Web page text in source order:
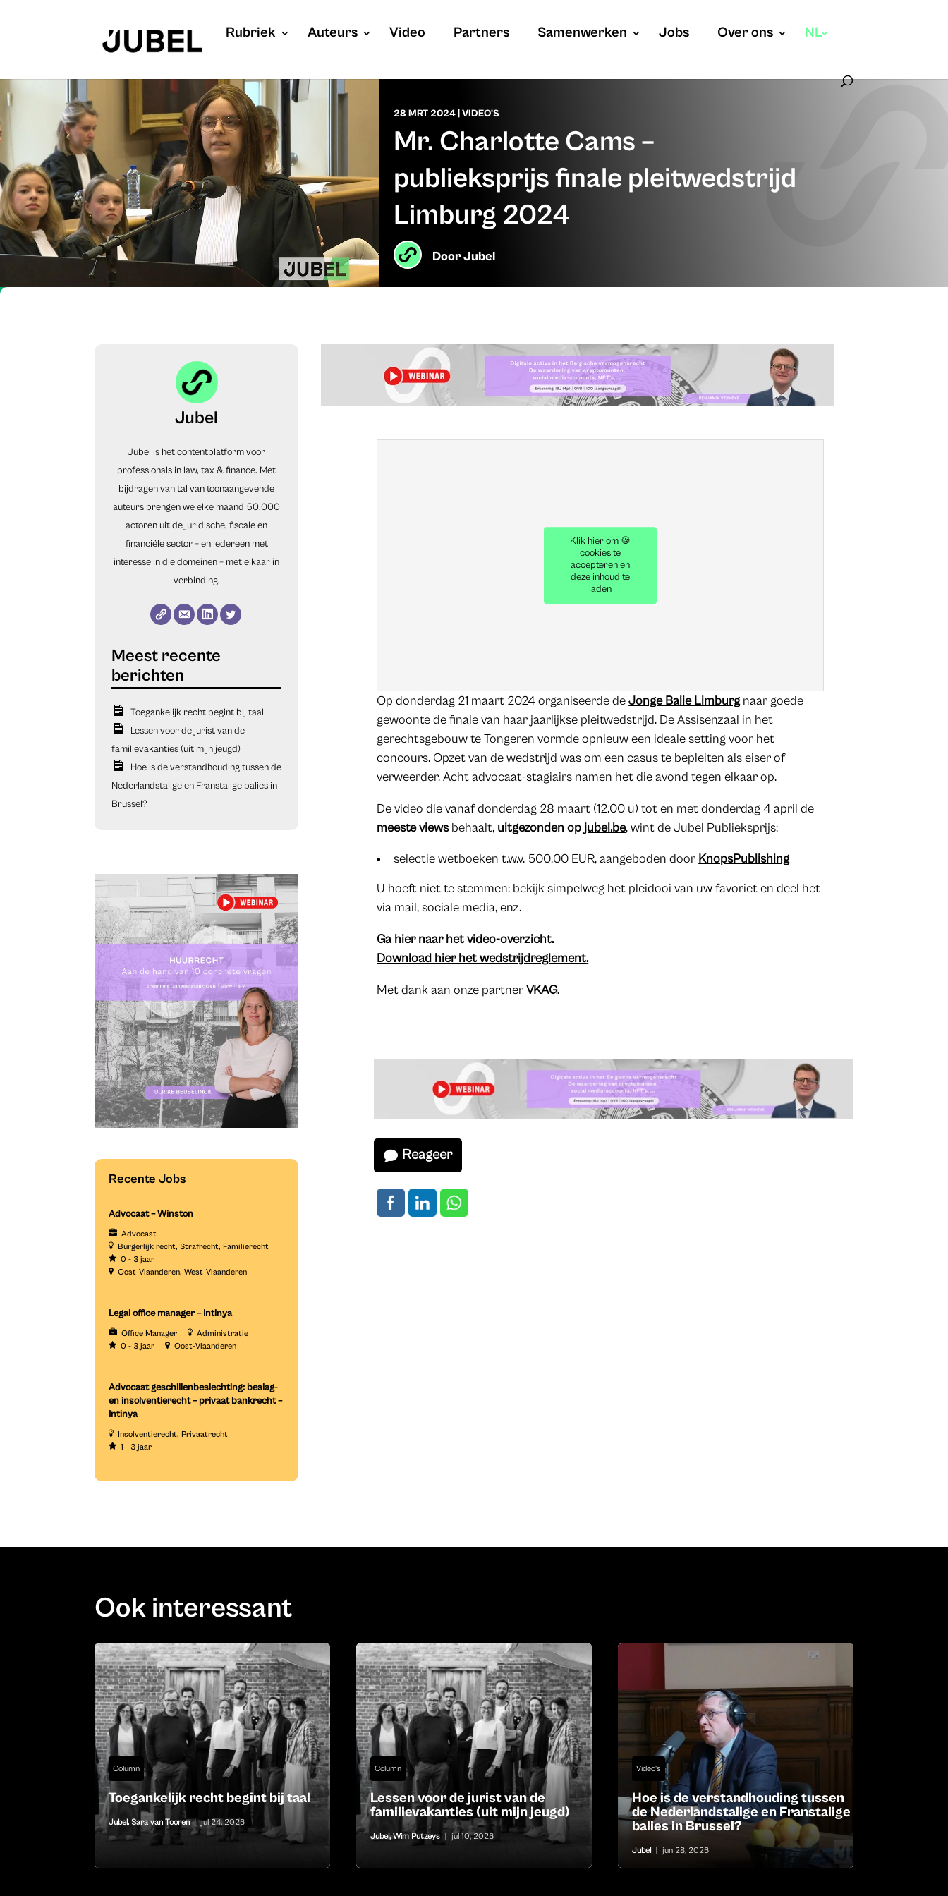
Rubriek Auteurs Video Partners Samenwerken Jobs Over ons NL
28 MRT 2024| VIDEO'S
Mr. Charlotte Cams –
publieksprijs finale pleitwedstrijd
Limburg 2024
DoorJubel
Jubel
Jubel is het contentplatform voor
professionals in law, tax & finance. Met
bijdragen van tal van toonaangevende
auteurs brengen we elke maand 50.000
actoren uit de juridische, fiscale en
financiële sector – en iedereen met
interesse in die domeinen – met elkaar in
verbinding.
Toegankelijk recht begint bij taal
Lessen voor de jurist van de
familievakanties (uit mijn jeugd)
Hoe is de verstandhouding tussen de
Nederlandstalige en Franstalige balies in
Brussel?
Recente Jobs
Advocaat – Winston
Advocaat
Burgerlijk recht Strafrecht Familierecht
0 - 3 jaar
Oost-Vlaanderen West-Vlaanderen
Legal office manager – Intinya
Office Manager
Administratie
0 - 3 jaar
Oost-Vlaanderen
Advocaat geschillenbeslechting: beslag-
en insolventierecht – privaat bankrecht –
Intinya
Insolventierecht Privaatrecht
1 - 3 jaar
Klik hier om 🍪
cookies te
accepteren en
deze inhoud te
laden
Op donderdag 21 maart 2024 organiseerde deJonge Balie Limburgnaar goede
gewoonte de finale van haar jaarlijkse pleitwedstrijd. De Assisenzaal in het
gerechtsgebouw te Tongeren vormde opnieuw een ideale setting voor het
concours. Opzet van de wedstrijd was om een casus te bepleiten als eiser of
verweerder. Acht advocaat-stagiairs namen het die avond tegen elkaar op.
De video die vanaf donderdag 28 maart (12.00 u) tot en met donderdag 4 april de
meeste viewsbehaalt, uitgezonden opjubel.be, wint de Jubel Publieksprijs:
selectie wetboeken t.w.v. 500,00 EUR, aangeboden door KnopsPublishing
U hoeft niet te stemmen: bekijk simpelweg het pleidooi van uw favoriet en deel het
via mail, sociale media, enz.
Ga hier naar het video-overzicht.
Download hier het wedstrijdreglement.
Met dank aan onze partnerVKAG.
Reageer
Ook interessant
Column
Toegankelijk recht begint bij taal
Jubel,Sara van Tooren | jul 24, 2026
Column
Lessen voor de jurist van de
familievakanties (uit mijn jeugd)
Jubel,Wim Putzeys jul 10, 2026
Video's
Hoe is de verstandhouding tussen
de Nederlandstalige en Franstalige
balies in Brussel?
Jubel jun 28, 2026